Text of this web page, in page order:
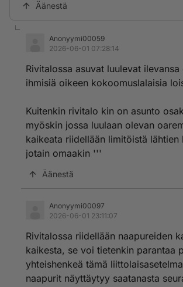
Äänestä
Anonyymi00059
2026-06-01 07:28:14
Rivitalossa asuvat luulevat ilevansa
ihmisiä oikeen kokoomuslalaisia
Kuitenkin rivitalo kin on asunto
myöskin jossa luulaan olevan
kaikeata riidellään limitöistä lähtien
jotain omaakin '''
Äänestä
Anonyymi00097
2026-06-01 23:11:07
Rivitalossa riidellään naapureiden
kaikesta, se voi tietenkin parantaa
yhteishenkeä tämä
naapurit näyttäytyy saatanasta